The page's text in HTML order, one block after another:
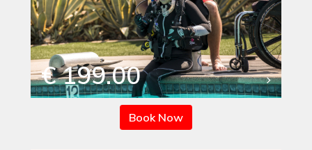
€ 199.00
Book Now